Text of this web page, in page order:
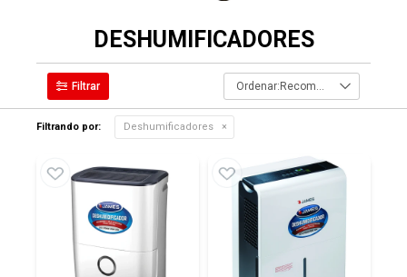
DESHUMIFICADORES
Recomendados
Filtrando por: Deshumificadores